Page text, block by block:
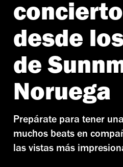
desde
de
Noruega
Prepárate para tener
muchos beats en
las vistas más